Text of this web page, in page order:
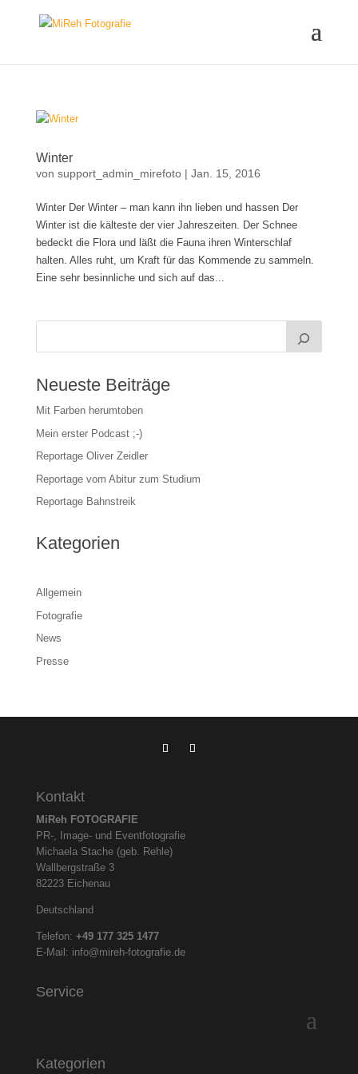
Winter
von support_admin_mirefoto| Jan. 15, 2016
Winter Der Winter – man kann ihn lieben und hassen Der
Winter ist die kälteste der vier Jahreszeiten. Der Schnee
bedeckt die Flora und läßt die Fauna ihren Winterschlaf
halten. Alles ruht, um Kraft für das Kommende zu sammeln.
Eine sehr besinnliche und sich auf das...
Neueste Beiträge
Mit Farben herumtoben
Mein erster Podcast ;-)
Reportage Oliver Zeidler
Reportage vom Abitur zum Studium
Reportage Bahnstreik
Kategorien
Allgemein
Fotografie
News
Presse
Kontakt
MiReh FOTOGRAFIE
PR-, Image- und Eventfotografie
Michaela Stache (geb. Rehle)
Wallbergstraße 3
82223 Eichenau
Deutschland
Telefon: +49 177 325 1477
E-Mail: info@mireh-fotografie.de
Service
Kategorien